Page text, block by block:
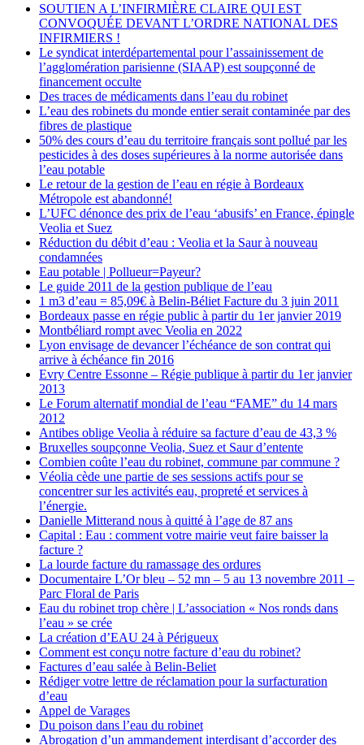
SOUTIEN A L’INFIRMIÈRE CLAIRE QUI EST
CONVOQUÉE DEVANT L’ORDRE NATIONAL DES
INFIRMIERS !
Le syndicat interdépartemental pour l’assainissement de
l’agglomération parisienne (SIAAP) est soupçonné de
financement occulte
Des traces de médicaments dans l’eau du robinet
L’eau des robinets du monde entier serait contaminée par des
fibres de plastique
50% des cours d’eau du territoire français sont pollué par les
pesticides à des doses supérieures à la norme autorisée dans
l’eau potable
Le retour de la gestion de l’eau en régie à Bordeaux
Métropole est abandonné!
L’UFC dénonce des prix de l’eau ‘abusifs’ en France, épingle
Veolia et Suez
Réduction du débit d’eau : Veolia et la Saur à nouveau
condamnées
Eau potable | Pollueur=Payeur?
Le guide 2011 de la gestion publique de l’eau
1 m3 d’eau = 85,09€ à Belin-Béliet Facture du 3 juin 2011
Bordeaux passe en régie public à partir du 1er janvier 2019
Montbéliard rompt avec Veolia en 2022
Lyon envisage de devancer l’échéance de son contrat qui
arrive à échéance fin 2016
Evry Centre Essonne – Régie publique à partir du 1er janvier
2013
Le Forum alternatif mondial de l’eau “FAME” du 14 mars
2012
Antibes oblige Veolia à réduire sa facture d’eau de 43,3 %
Bruxelles soupçonne Veolia, Suez et Saur d’entente
Combien coûte l’eau du robinet, commune par commune ?
Véolia cède une partie de ses sessions actifs pour se
concentrer sur les activités eau, propreté et services à
l’énergie.
Danielle Mitterand nous à quitté à l’age de 87 ans
Capital : Eau : comment votre mairie veut faire baisser la
facture ?
La lourde facture du ramassage des ordures
Documentaire L’Or bleu – 52 mn – 5 au 13 novembre 2011 –
Parc Floral de Paris
Eau du robinet trop chère | L’association « Nos ronds dans
l’eau » se crée
La création d’EAU 24 à Périgueux
Comment est conçu notre facture d’eau du robinet?
Factures d’eau salée à Belin-Beliet
Rédiger votre lettre de réclamation pour la surfacturation
d’eau
Appel de Varages
Du poison dans l’eau du robinet
Abrogation d’un ammandement interdisant d’accorder des